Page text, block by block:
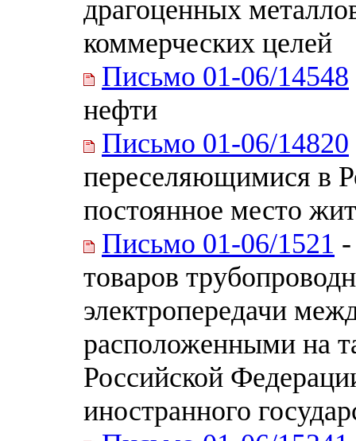
драгоценных
коммерческих целей
Письмо 01-06/14548
нефти
Письмо 01-06/14820
переселяющимися в
постоянное место
Письмо 01-06/1521
товаров
электропередачи
расположенными на
Российской
иностранного